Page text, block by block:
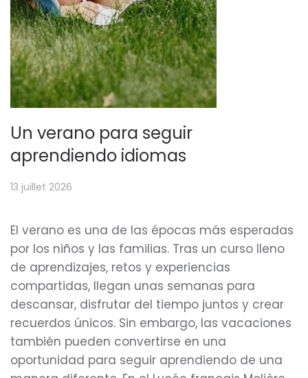
Un verano para seguir
aprendiendo idiomas
13 juillet 2026
El verano es una de las épocas más esperadas
por los niños y las familias. Tras un curso lleno
de aprendizajes, retos y experiencias
compartidas, llegan unas semanas para
descansar, disfrutar del tiempo juntos y crear
recuerdos únicos. Sin embargo, las vacaciones
también pueden convertirse en una
oportunidad para seguir aprendiendo de una